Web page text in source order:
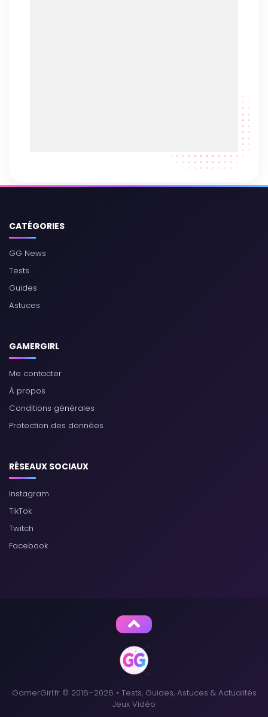
CATÉGORIES
GG News
Tests
Guides
Astuces
GAMERGIRL
Me contacter
À propos
Conditions générales
Protection des données
RÉSEAUX SOCIAUX
Instagram
TikTok
Twitch
Facebook
GamerGirl.fr © 2016–2026 • Tests, Guides, Astuces & Actualités
Jeux Vidéo